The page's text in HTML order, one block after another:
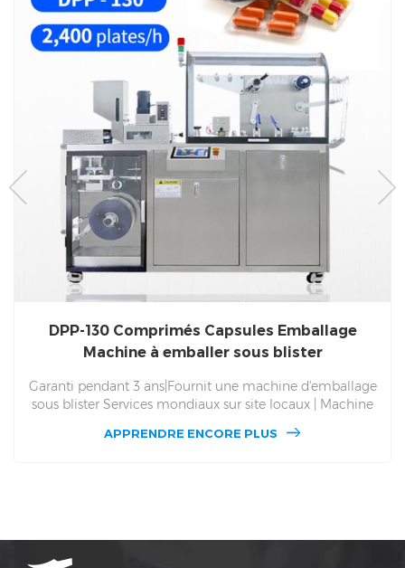
DPP-130 Comprimés Capsules Emballage
Machine à emballer sous blister
Garanti pendant 3 ans|Fournit une machine d'emballage
sous blister Services mondiaux sur site locaux | Machine
pièces de rechange, DPP 130 Service mondial sur site de
APPRENDRE ENCORE PLUS